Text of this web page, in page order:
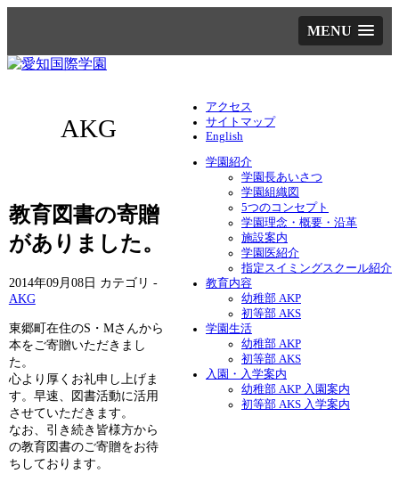
MENU
アクセス
サイトマップ
English
学園紹介
学園長あいさつ
学園組織図
5つのコンセプト
学園理念・概要・沿革
施設案内
学園医紹介
指定スイミングスクール紹介
教育内容
幼稚部 AKP
初等部 AKS
学園生活
幼稚部 AKP
初等部 AKS
入園・入学案内
幼稚部 AKP 入園案内
初等部 AKS 入学案内
AKG
教育図書の寄贈
がありました。
2014年09月08日 カテゴリ -
AKG
東郷町在住のS・Mさんから
本をご寄贈いただきまし
た。
心より厚くお礼申し上げま
す。早速、図書活動に活用
させていただきます。
なお、引き続き皆様方から
の教育図書のご寄贈をお待
ちしております。